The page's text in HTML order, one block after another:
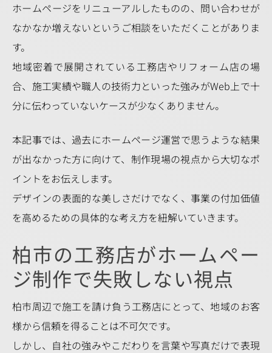
ホームページをリニューアルしたものの、問い合わせが
なかなか増えないというご相談をいただくことがありま
す。
地域密着で展開されている工務店やリフォーム店の場
合、施工実績や職人の技術力といった強みがWeb上で十
分に伝わっていないケースが少なくありません。
本記事では、過去にホームページ運営で思うような結果
が出なかった方に向けて、制作現場の視点から大切なポ
イントをお伝えします。
デザインの表面的な美しさだけでなく、事業の付加価値
を高めるための具体的な考え方を紐解いていきます。
柏市の工務店がホームペー
ジ制作で失敗しない視点
柏市周辺で施工を請け負う工務店にとって、地域のお客
様から信頼を得ることは不可欠です。
しかし、自社の強みやこだわりを言葉や写真だけで表現